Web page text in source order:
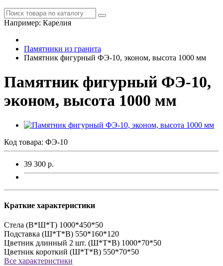
Например: Карелия
Памятники из гранита
Памятник фигурный ФЭ-10, эконом, высота 1000 мм
Памятник фигурный ФЭ-10,
эконом, высота 1000 мм
Код товара: ФЭ-10
39 300 р.
Краткие характеристики
Стела (В*Ш*Т) 1000*450*50
Подставка (Ш*Т*В) 550*160*120
Цветник длинный 2 шт. (Ш*Т*В) 1000*70*50
Цветник короткий (Ш*Т*В) 550*70*50
Все характеристики